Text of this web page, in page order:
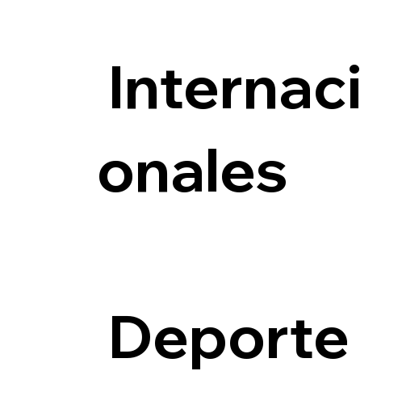
Internaci
onales
Deporte